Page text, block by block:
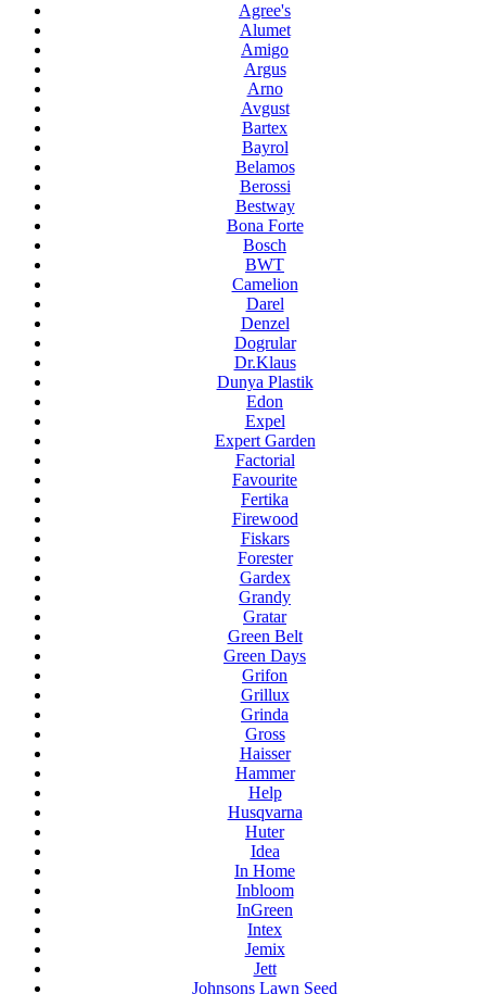
Agree's
Alumet
Amigo
Argus
Arno
Avgust
Bartex
Bayrol
Belamos
Berossi
Bestway
Bona Forte
Bosch
BWT
Camelion
Darel
Denzel
Dogrular
Dr.Klaus
Dunya Plastik
Edon
Expel
Expert Garden
Factorial
Favourite
Fertika
Firewood
Fiskars
Forester
Gardex
Grandy
Gratar
Green Belt
Green Days
Grifon
Grillux
Grinda
Gross
Haisser
Hammer
Help
Husqvarna
Huter
Idea
In Home
Inbloom
InGreen
Intex
Jemix
Jett
Johnsons Lawn Seed